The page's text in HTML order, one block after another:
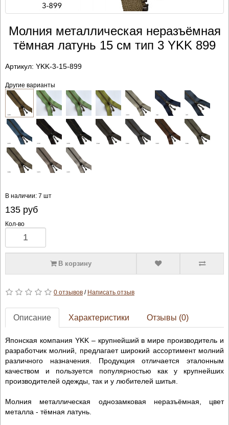
Молния металлическая неразъёмная
тёмная латунь 15 см тип 3 YKK 899
Артикул: YKK-3-15-899
Другие варианты
В наличии: 7 шт
135руб
Кол-во
В корзину
0 отзывов/ Написать отзыв
Описание Характеристики Отзывы (0)
Японская компания YKK – крупнейший в мире производитель и
разработчик молний, предлагает широкий ассортимент молний
различного назначения. Продукция отличается эталонным
качеством и пользуется популярностью как у крупнейших
производителей одежды, так и у любителей шитья.
Молния металлическая однозамковая неразъёмная, цвет
металла - тёмная латунь.